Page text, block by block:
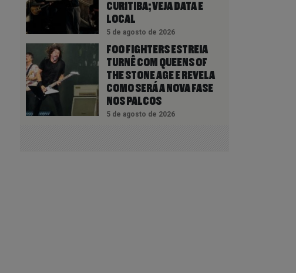
CURITIBA; VEJA DATA E
LOCAL
5 de agosto de 2026
FOO FIGHTERS ESTREIA
TURNÊ COM QUEENS OF
THE STONE AGE E REVELA
COMO SERÁ A NOVA FASE
NOS PALCOS
5 de agosto de 2026